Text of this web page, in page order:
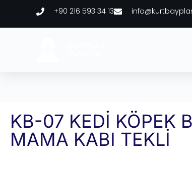
+90 216 593 34 13
KB-07 KEDİ KÖPEK
MAMA KABI TEKLİ